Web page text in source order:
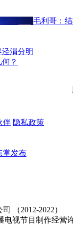
毛利哥：
渭分明
？
伴 隐私政策
掌发布
（2012-2022）
电视节目制作经营